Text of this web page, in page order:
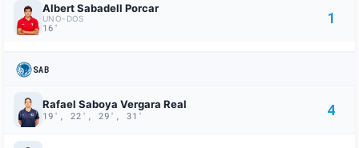
Albert Sabadell Porcar
UNO-DOS
16'
1
SAB
Rafael Saboya Vergara Real
19', 22', 29', 31' 4